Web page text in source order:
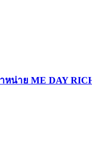
น่าย ME DAY